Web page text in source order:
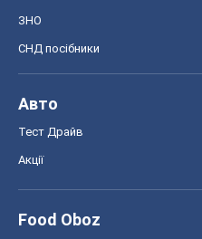
ЗНО
СНД посібники
Авто
Тест Драйв
Акції
Food Oboz